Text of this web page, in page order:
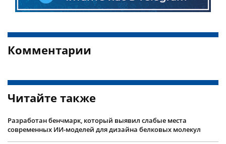
Комментарии
Читайте также
Разработан бенчмарк, который выявил слабые места
современных ИИ-моделей для дизайна белковых молекул